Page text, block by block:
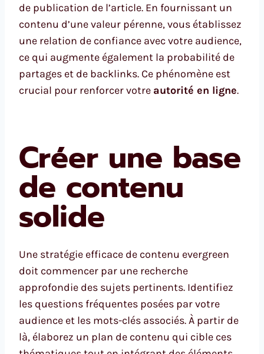
de publication de l’article. En fournissant un
contenu d’une valeur pérenne, vous établissez
une relation de confiance avec votre audience,
ce qui augmente également la probabilité de
partages et de backlinks. Ce phénomène est
crucial pour renforcer votre autorité en ligne.
Créer une base
de contenu
solide
Une stratégie efficace de contenu evergreen
doit commencer par une recherche
approfondie des sujets pertinents. Identifiez
les questions fréquentes posées par votre
audience et les mots-clés associés. À partir de
là, élaborez un plan de contenu qui cible ces